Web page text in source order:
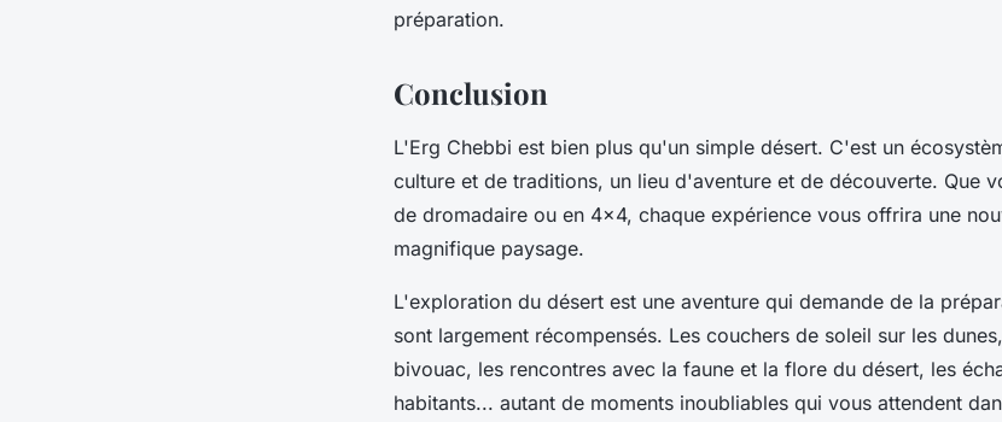
préparation.
Conclusion
L'Erg Chebbi est bien plus qu'un simple désert. C'est un
culture et de traditions, un lieu d'aventure et de découverte. Que
de dromadaire ou en 4x4, chaque expérience vous offrira une
magnifique paysage.
L'exploration du désert est une aventure qui demande de la
sont largement récompensés. Les couchers de soleil sur les
bivouac, les rencontres avec la faune et la flore du désert, les
habitants... autant de moments inoubliables qui vous attendent